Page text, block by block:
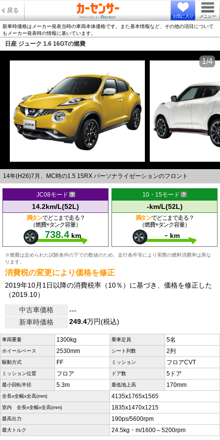
戻る
お気に入り メニュー
新車時価格はメーカー発表当時の車両本体価格です。また基本情報など、その他の項目について
もメーカー発表時の情報に基いています。
日産 ジューク 1.6 16GTの燃費
14年(H26)7月、MC時の1.5 15RX パーソナライゼーションのフロント
1/4
JC08モード
14.2km/L(52L)
満タンでどこまで走る？
（燃費×タンク容量）
738.4 km
10・15モード
-km/L(52L)
満タンでどこまで走る？
（燃費×タンク容量）
- km
※燃費は定められた試験条件の下での数値のため、走行条件等により実際の燃料消費率は異な
ります。
消費税の変更により価格を修正
2019年10月1日以降の消費税率（10％）に基づき、価格を修正した
（2019.10）
中古車価格
---
新車時価格
249.4万円(税込)
車両重量 1300kg 乗車定員 5名
ホイールベース 2530mm シート列数 2列
駆動方式 FF ミッション フロアCVT
ミッション位置 フロア ドア数 5ドア
最小回転半径 5.3m 最低地上高 170mm
全長x全幅x全高(mm) 4135x1765x1565
室内 全長x全幅x全高(mm) 1835x1470x1215
最高出力 190ps/5600rpm
最大トルク 24.5kg・m/1600～5200rpm